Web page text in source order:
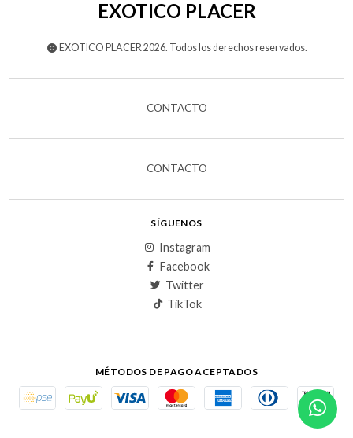
EXOTICO PLACER
EXOTICO PLACER 2026. Todos los derechos reservados.
CONTACTO
CONTACTO
SÍGUENOS
Instagram
Facebook
Twitter
TikTok
MÉTODOS DE PAGO ACEPTADOS